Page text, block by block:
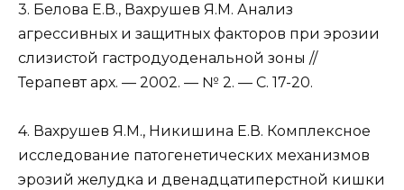
3. Белова Е.В., Вахрушев Я.М. Анализ
агрессивных и защитных факторов при эрозии
слизистой гастродуоденальной зоны //
Терапевт арх. — 2002. — № 2. — С. 17-20.
4. Вахрушев Я.М., Никишина Е.В. Комплексное
исследование патогенетических механизмов
эрозий желудка и двенадцатиперстной кишки